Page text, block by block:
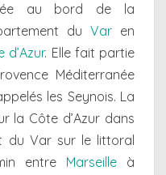
au bord de la
du Varen
d’Azur. Elle fait partie
Méditerranée
les Seynois. La
la Côte d’Azur dans
du Var sur le littoral
entre Marseille à